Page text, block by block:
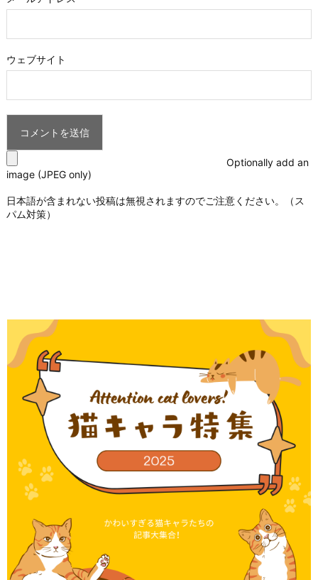
ウェブサイト
Optionally add an
image (JPEG only)
日本語が含まれない投稿は無視されますのでご注意ください。（ス
パム対策）